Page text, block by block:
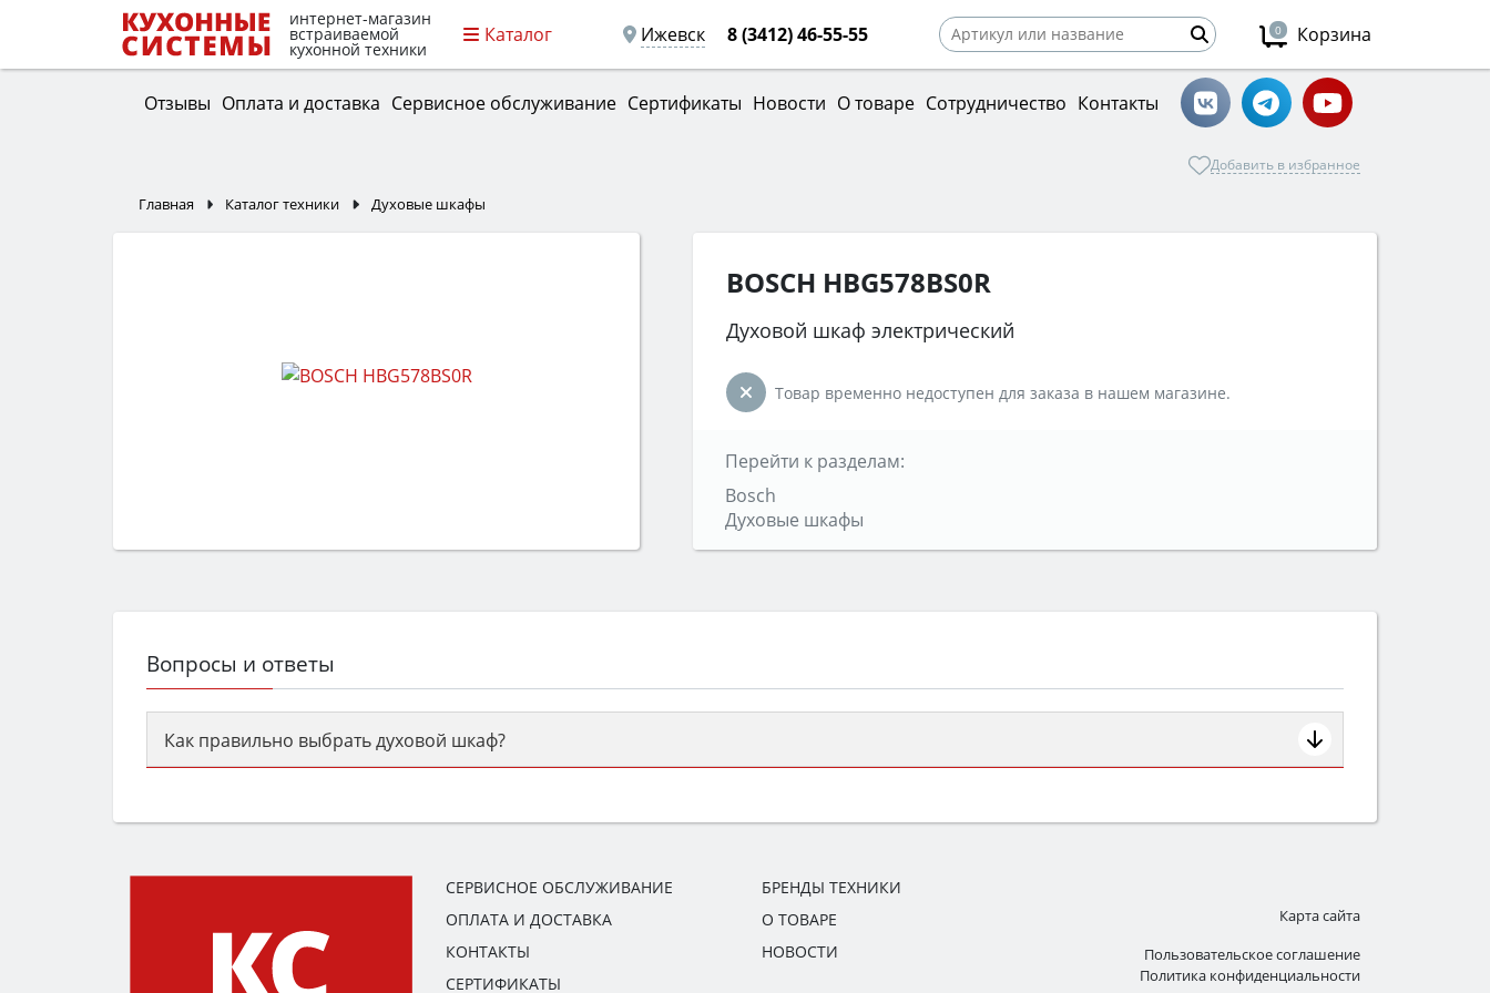
интернет-магазин
встраиваемой
кухонной техники
Каталог Ижевск 8 (3412) 46-55-55 0 Корзина
Отзывы Оплата и доставка Сервисное обслуживание Сертификаты Новости О товаре Сотрудничество Контакты
Добавить в избранное
Главная Каталог техники Духовые шкафы
BOSCH HBG578BS0R
Духовой шкаф электрический
Товар временно недоступен для заказа в нашем магазине.
Перейти к разделам:
Bosch
Духовые шкафы
Вопросы и ответы
Как правильно выбрать духовой шкаф?
семьи, класс энергопотребления не ниже A и нужные функции (конвекция, гриль, самоочистка, защита от детей).
СЕРВИСНОЕ ОБСЛУЖИВАНИЕ
ОПЛАТА И ДОСТАВКА
КОНТАКТЫ
СЕРТИФИКАТЫ
БРЕНДЫ ТЕХНИКИ
О ТОВАРЕ
НОВОСТИ
Карта сайта
Пользовательское соглашение
Политика конфиденциальности